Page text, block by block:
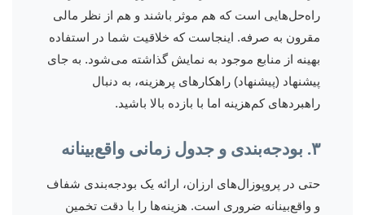
راه‌حل‌هایی است که هم موثر باشند و هم از نظر مالی
مقرون به صرفه. اینجاست که خلاقیت شما در استفاده
بهینه از منابع موجود به نمایش گذاشته می‌شود. به جای
پیشنهاد (پیشنهاد) راهکارهای پرهزینه، به دنبال
راهبردهای کم‌هزینه اما با بازده بالا باشید.
۳. بودجه‌بندی و جدول زمانی واقع‌بینانه
حتی در پروپوزال‌های ارزان، ارائه یک بودجه‌بندی شفاف
و واقع‌بینانه ضروری است. هزینه‌ها را با دقت تخمین